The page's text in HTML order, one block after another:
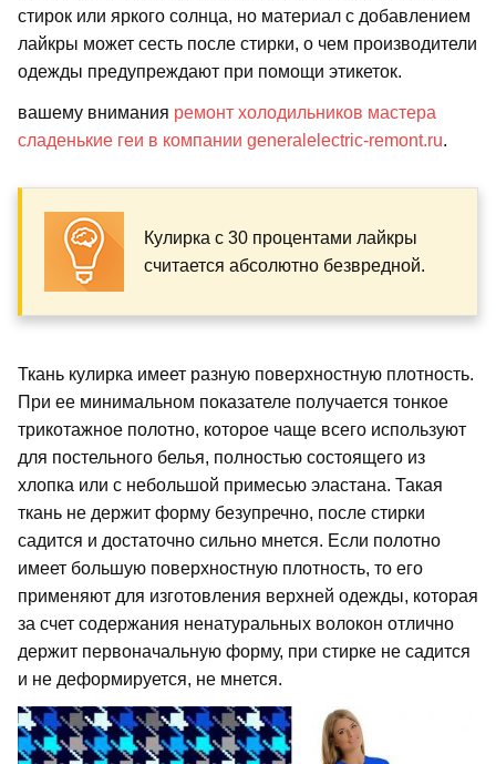
стирок или яркого солнца, но материал с добавлением
лайкры может сесть после стирки, о чем производители
одежды предупреждают при помощи этикеток.
вашему внимания ремонт холодильников мастера
сладенькие геи в компании generalelectric-remont.ru.
Кулирка с 30 процентами лайкры
считается абсолютно безвредной.
Ткань кулирка имеет разную поверхностную плотность.
При ее минимальном показателе получается тонкое
трикотажное полотно, которое чаще всего используют
для постельного белья, полностью состоящего из
хлопка или с небольшой примесью эластана. Такая
ткань не держит форму безупречно, после стирки
садится и достаточно сильно мнется. Если полотно
имеет большую поверхностную плотность, то его
применяют для изготовления верхней одежды, которая
за счет содержания ненатуральных волокон отлично
держит первоначальную форму, при стирке не садится
и не деформируется, не мнется.